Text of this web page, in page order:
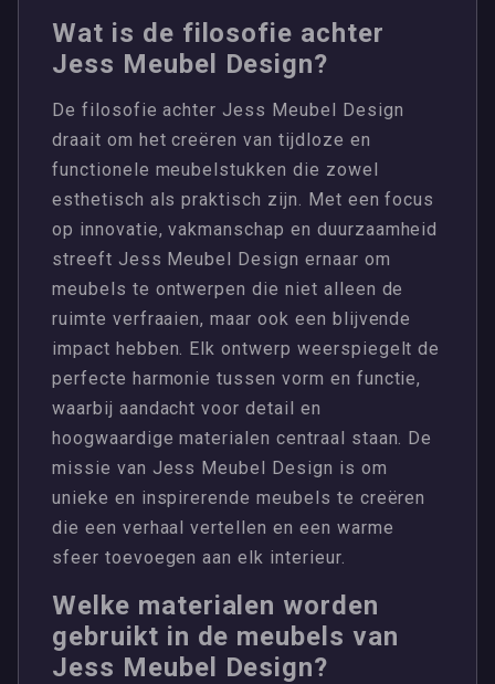
Wat is de filosofie achter
Jess Meubel Design?
De filosofie achter Jess Meubel Design
draait om het creëren van tijdloze en
functionele meubelstukken die zowel
esthetisch als praktisch zijn. Met een focus
op innovatie, vakmanschap en duurzaamheid
streeft Jess Meubel Design ernaar om
meubels te ontwerpen die niet alleen de
ruimte verfraaien, maar ook een blijvende
impact hebben. Elk ontwerp weerspiegelt de
perfecte harmonie tussen vorm en functie,
waarbij aandacht voor detail en
hoogwaardige materialen centraal staan. De
missie van Jess Meubel Design is om
unieke en inspirerende meubels te creëren
die een verhaal vertellen en een warme
sfeer toevoegen aan elk interieur.
Welke materialen worden
gebruikt in de meubels van
Jess Meubel Design?